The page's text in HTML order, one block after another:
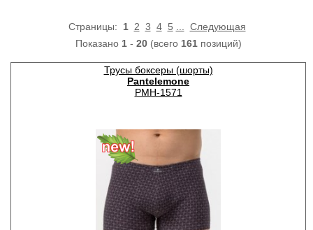
Страницы: 1 2 3 4 5
Следующая
Показано 1- 20(всего 161позиций)
Трусы боксеры (шорты)
Pantelemone
PMH-1571